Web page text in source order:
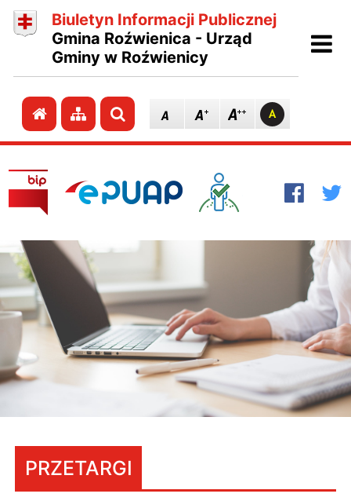
Biuletyn Informacji Publicznej
Gmina Roźwienica - Urząd
Gminy w Roźwienicy
Przejdź do strony głównej
Przejdź do mapy strony
Szukaj
PRZETARGI